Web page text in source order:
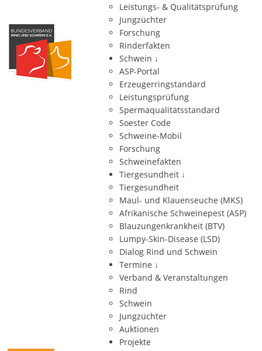
Leistungs- & Qualitätsprüfung
Jungzüchter
Forschung
Rinderfakten
Schwein ↓
ASP-Portal
Erzeugerringstandard
Leistungsprüfung
Spermaqualitätsstandard
Soester Code
Schweine-Mobil
Forschung
Schweinefakten
Tiergesundheit ↓
Tiergesundheit
Maul- und Klauenseuche (MKS)
Afrikanische Schweinepest (ASP)
Blauzungenkrankheit (BTV)
Lumpy-Skin-Disease (LSD)
Dialog Rind und Schwein
Termine ↓
Verband & Veranstaltungen
Rind
Schwein
Jungzüchter
Auktionen
Projekte